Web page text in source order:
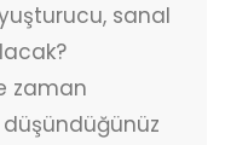
sanal
zaman